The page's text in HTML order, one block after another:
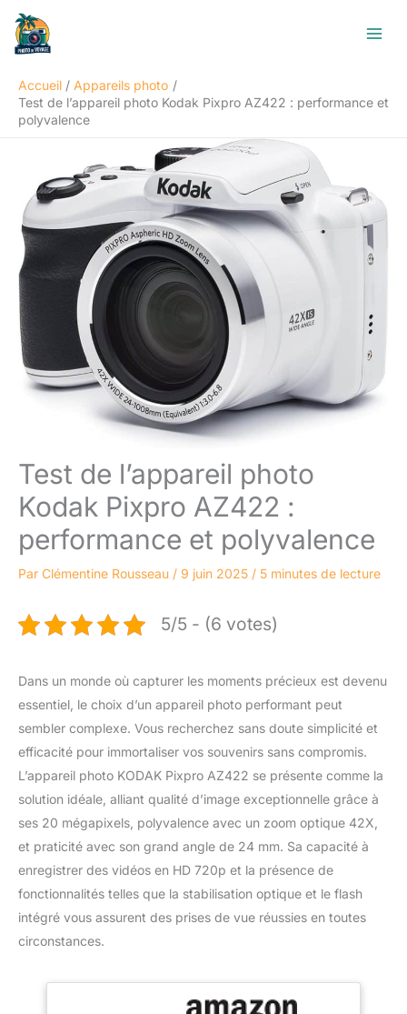
Aller
contenu
Accueil
Appareils photo
Test de l’appareil photo Kodak Pixpro AZ422 : performance et
polyvalence
Test de l’appareil photo
Kodak Pixpro AZ422 :
performance et polyvalence
Par Clémentine Rousseau / 9 juin 2025 / 5 minutes de lecture
5/5 - (6 votes)
Dans un monde où capturer les moments précieux est devenu
essentiel, le choix d’un appareil photo performant peut
sembler complexe. Vous recherchez sans doute simplicité et
efficacité pour immortaliser vos souvenirs sans compromis.
L’appareil photo KODAK Pixpro AZ422 se présente comme la
solution idéale, alliant qualité d’image exceptionnelle grâce à
ses 20 mégapixels, polyvalence avec un zoom optique 42X,
et praticité avec son grand angle de 24 mm. Sa capacité à
enregistrer des vidéos en HD 720p et la présence de
fonctionnalités telles que la stabilisation optique et le flash
intégré vous assurent des prises de vue réussies en toutes
circonstances.
R
e
h
e